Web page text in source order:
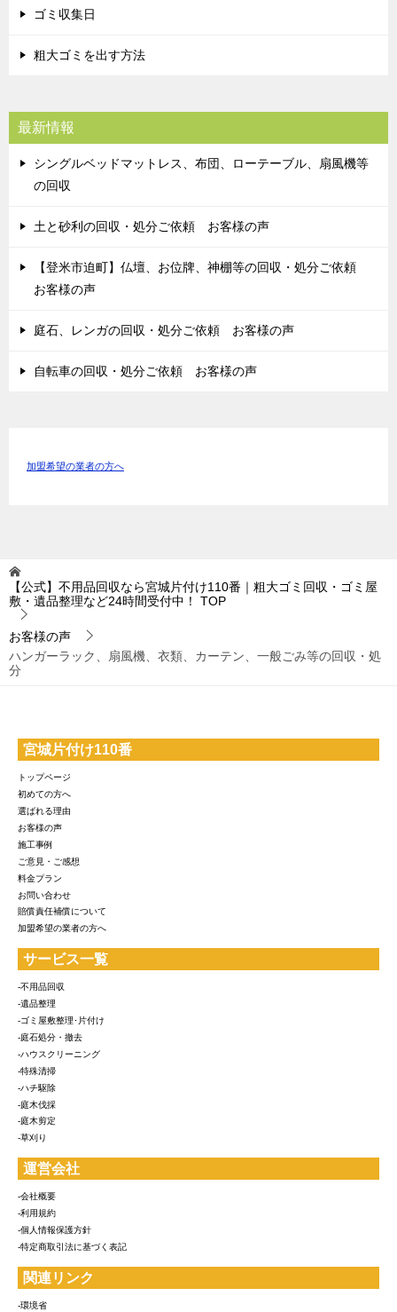
ゴミ収集日
粗大ゴミを出す方法
最新情報
シングルベッドマットレス、布団、ローテーブル、扇風機等
の回収
土と砂利の回収・処分ご依頼 お客様の声
【登米市迫町】仏壇、お位牌、神棚等の回収・処分ご依頼
お客様の声
庭石、レンガの回収・処分ご依頼 お客様の声
自転車の回収・処分ご依頼 お客様の声
加盟希望の業者の方へ
【公式】不用品回収なら宮城片付け110番｜粗大ゴミ回収・ゴミ屋
敷・遺品整理など24時間受付中！
TOP
お客様の声
ハンガーラック、扇風機、衣類、カーテン、一般ごみ等の回収・処
分
宮城片付け110番
トップページ
初めての方へ
選ばれる理由
お客様の声
施工事例
ご意見・ご感想
料金プラン
お問い合わせ
賠償責任補償について
加盟希望の業者の方へ
サービス一覧
-不用品回収
-遺品整理
-ゴミ屋敷整理･片付け
-庭石処分・撤去
-ハウスクリーニング
-特殊清掃
-ハチ駆除
-庭木伐採
-庭木剪定
-草刈り
運営会社
-会社概要
-利用規約
-個人情報保護方針
-特定商取引法に基づく表記
関連リンク
-環境省